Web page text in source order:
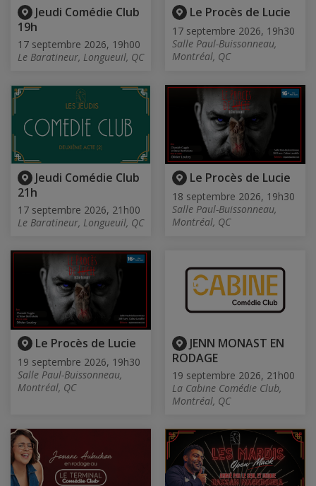
Jeudi Comédie Club
19h
17 septembre 2026, 19h00
Le Baratineur, Longueuil, QC
Le Procès de Lucie
17 septembre 2026, 19h30
Salle Paul-Buissonneau,
Montréal, QC
Jeudi Comédie Club
21h
17 septembre 2026, 21h00
Le Baratineur, Longueuil, QC
Le Procès de Lucie
18 septembre 2026, 19h30
Salle Paul-Buissonneau,
Montréal, QC
Le Procès de Lucie
19 septembre 2026, 19h30
Salle Paul-Buissonneau,
Montréal, QC
JENN MONAST EN
RODAGE
19 septembre 2026, 21h00
La Cabine Comédie Club,
Montréal, QC